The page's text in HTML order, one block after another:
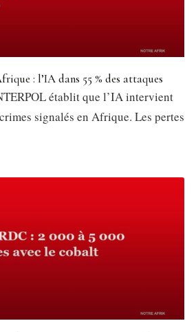
: l’IA dans 55 % des attaques
établit que l’IA intervient
signalés en Afrique. Les pertes